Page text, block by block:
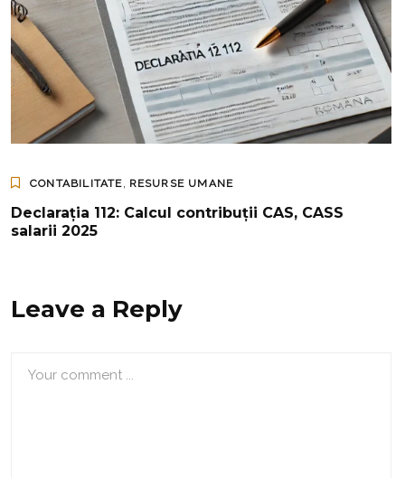
CONTABILITATE, RESURSE UMANE
Declarația 112: Calcul contribuții CAS, CASS
salarii 2025
Leave a Reply